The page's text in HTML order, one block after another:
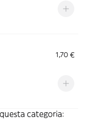
1,70 €
categoria: